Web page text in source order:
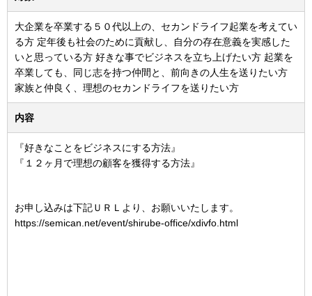
大企業を卒業する５０代以上の、セカンドライフ起業を考えてい
る方 定年後も社会のために貢献し、自分の存在意義を実感した
いと思っている方 好きな事でビジネスを立ち上げたい方 起業を
卒業しても、同じ志を持つ仲間と、前向きの人生を送りたい方
家族と仲良く、理想のセカンドライフを送りたい方
内容
『好きなことをビジネスにする方法』
『１２ヶ月で理想の顧客を獲得する方法』
お申し込みは下記ＵＲＬより、お願いいたします。
https://semican.net/event/shirube-office/xdivfo.html